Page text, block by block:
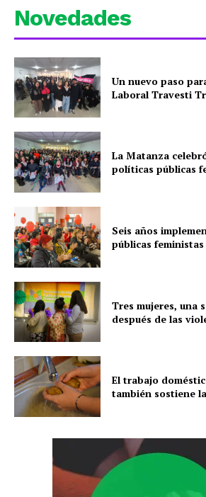
Novedades
Un nuevo paso
Laboral Travesti
La Matanza
políticas públicas
Seis años
públicas
Tres mujeres, una
después de las
El trabajo
también sostiene